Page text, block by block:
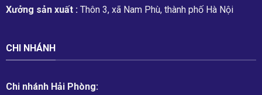
Xưởng sản xuất :Thôn 3, xã Nam Phù, thành phố Hà Nội
CHI NHÁNH
Chi nhánh Hải Phòng: